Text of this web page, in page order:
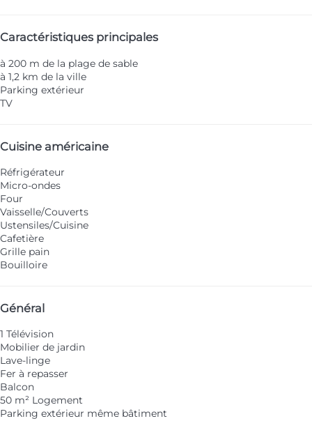
Caractéristiques principales
à 200 m de la plage de sable
à 1,2 km de la ville
Parking extérieur
TV
Cuisine américaine
Réfrigérateur
Micro-ondes
Four
Vaisselle/Couverts
Ustensiles/Cuisine
Cafetière
Grille pain
Bouilloire
Général
1 Télévision
Mobilier de jardin
Lave-linge
Fer à repasser
Balcon
50 m² Logement
Parking extérieur même bâtiment